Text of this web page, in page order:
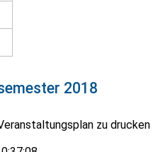
2018
zu drucken